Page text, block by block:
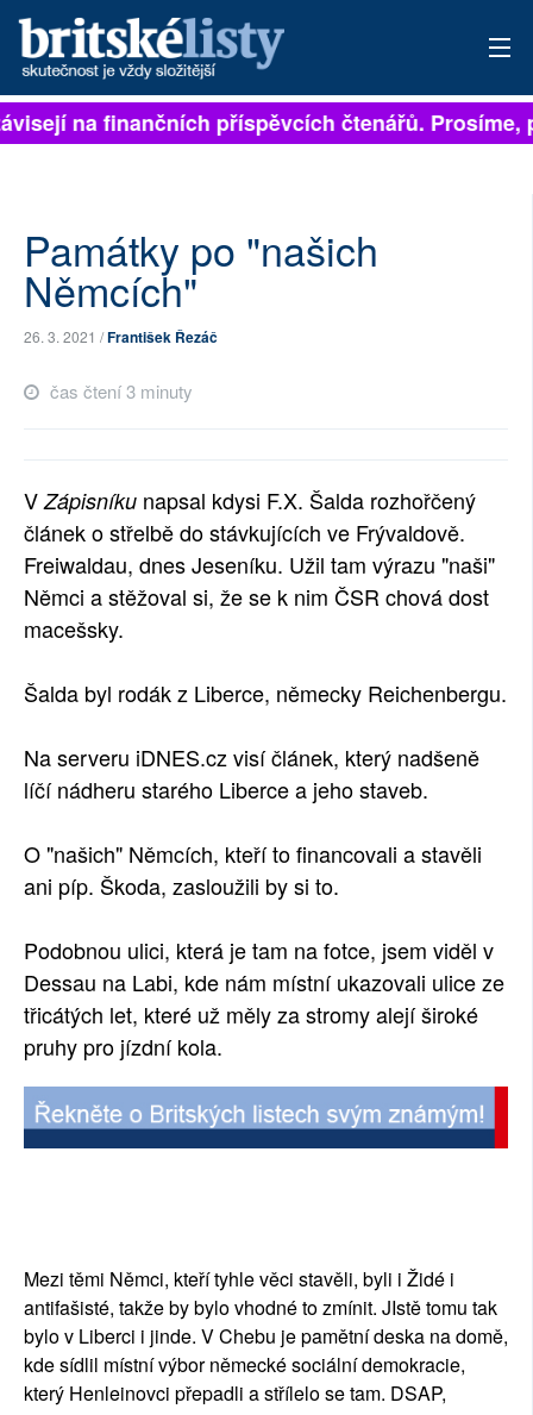
PŘIHLÁSIT
ARCHIV
ROZHOVORY
TÉMATA
NEJČTENĚJŠÍ ZA 7 DNÍ
PŘÍSPĚVKY NA PROVOZ
SOCIÁLNÍ SÍTĚ
RUBRIKY
na finančních příspěvcích čtenářů. Prosíme,
Památky po "našich
Němcích"
26. 3. 2021 /František Řezáč
čas čtení 3 minuty
V Zápisníku napsal kdysi F.X. Šalda rozhořčený
článek o střelbě do stávkujících ve Frývaldově.
Freiwaldau, dnes Jeseníku. Užil tam výrazu "naši"
Němci a stěžoval si, že se k nim ČSR chová dost
macešsky.
Šalda byl rodák z Liberce, německy Reichenbergu.
Na serveru iDNES.cz visí článek, který nadšeně
líčí nádheru starého Liberce a jeho staveb.
O "našich" Němcích, kteří to financovali a stavěli
ani píp. Škoda, zasloužili by si to.
Podobnou ulici, která je tam na fotce, jsem viděl v
Dessau na Labi, kde nám místní ukazovali ulice ze
třicátých let, které už měly za stromy alejí široké
pruhy pro jízdní kola.
Mezi těmi Němci, kteří tyhle věci stavěli, byli i Židé i
antifašisté, takže by bylo vhodné to zmínit. JIstě tomu tak
bylo v Liberci i jinde. V Chebu je pamětní deska na domě,
kde sídlil místní výbor německé sociální demokracie,
který Henleinovci přepadli a střílelo se tam. DSAP,